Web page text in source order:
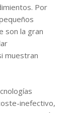
Por
son la gran
muestran
inefectivo,